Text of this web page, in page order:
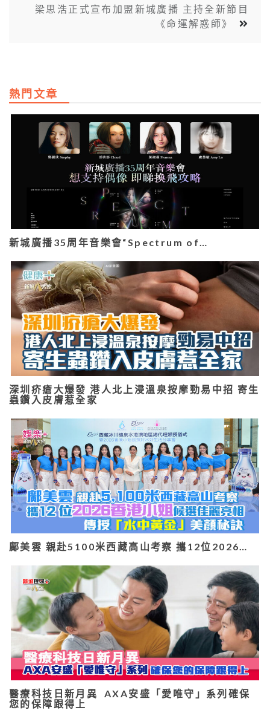
梁思浩正式宣布加盟新城廣播 主持全新節目
《命運解惑師》
熱門文章
新城廣播35周年音樂會“Spectrum of…
深圳疥瘡大爆發 港人北上浸溫泉按摩勁易中招 寄生
蟲鑽入皮膚惹全家
鄺美雲 親赴5100米西藏高山考察 攜12位2026…
醫療科技日新月異 AXA安盛「愛唯守」系列確保
您的保障跟得上